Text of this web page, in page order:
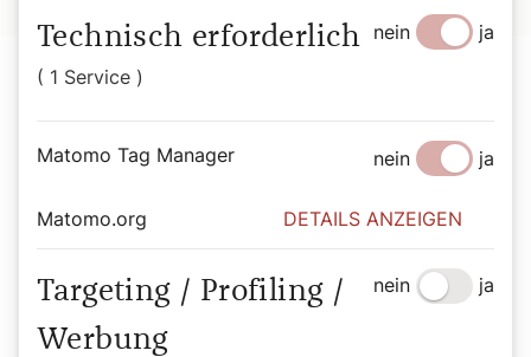
Der SONNTAG Abo
Mit dem SONNTAG den Sonntag genießen.
Jetzt Abo abschließen
Technisch erforderlich
( 1 Service )
nein ja
Matomo Tag Manager nein ja
Matomo.org DETAILS ANZEIGEN
Targeting / Profiling /
Werbung
nein ja